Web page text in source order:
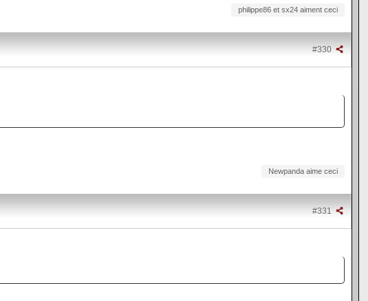
philippe86 et sx24 aiment ceci
#330
Newpanda aime ceci
#331